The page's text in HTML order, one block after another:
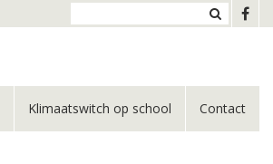
Klimaatswitch op school Contact